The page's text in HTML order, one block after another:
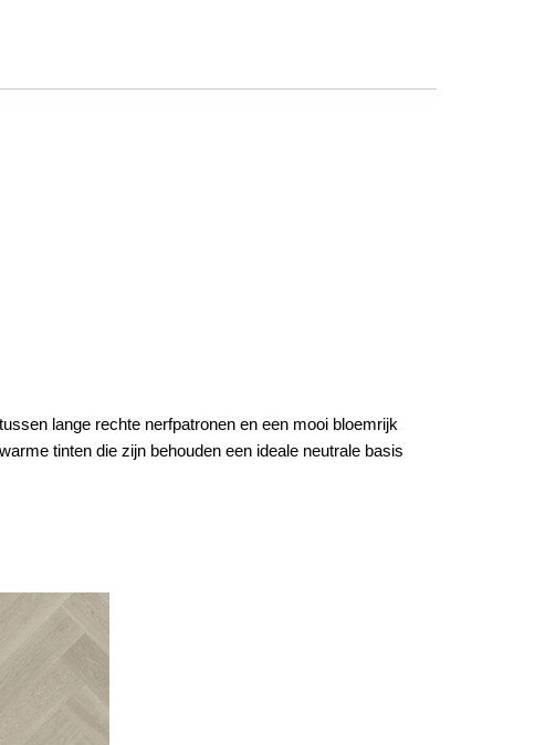
lange rechte nerfpatronen en een mooi bloemrijk
tinten die zijn behouden een ideale neutrale basis